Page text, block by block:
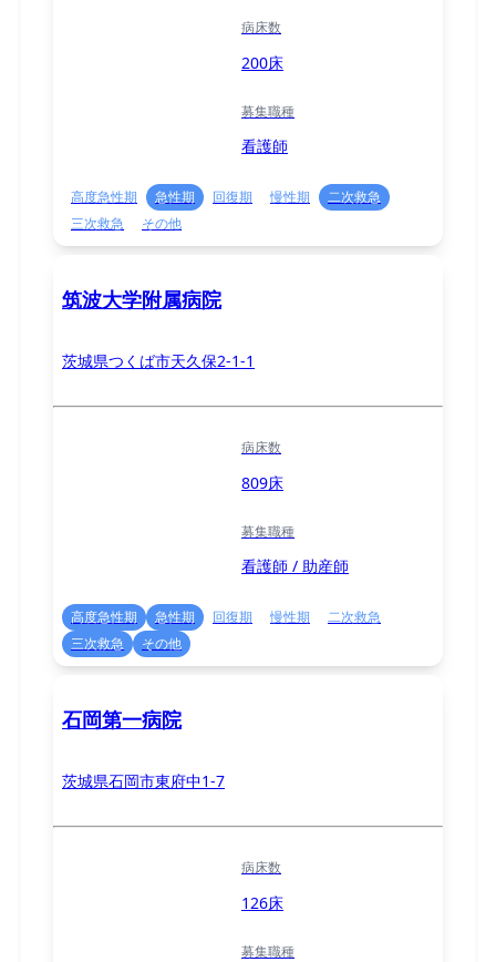
病床数
200床
募集職種
看護師
高度急性期 急性期 回復期 慢性期
二次救急
三次救急
その他
筑波大学附属病院
茨城県つくば市天久保2-1-1
病床数
809床
募集職種
看護師 / 助産師
高度急性期 急性期 回復期 慢性期
二次救急
三次救急
その他
石岡第一病院
茨城県石岡市東府中1-7
病床数
126床
募集職種